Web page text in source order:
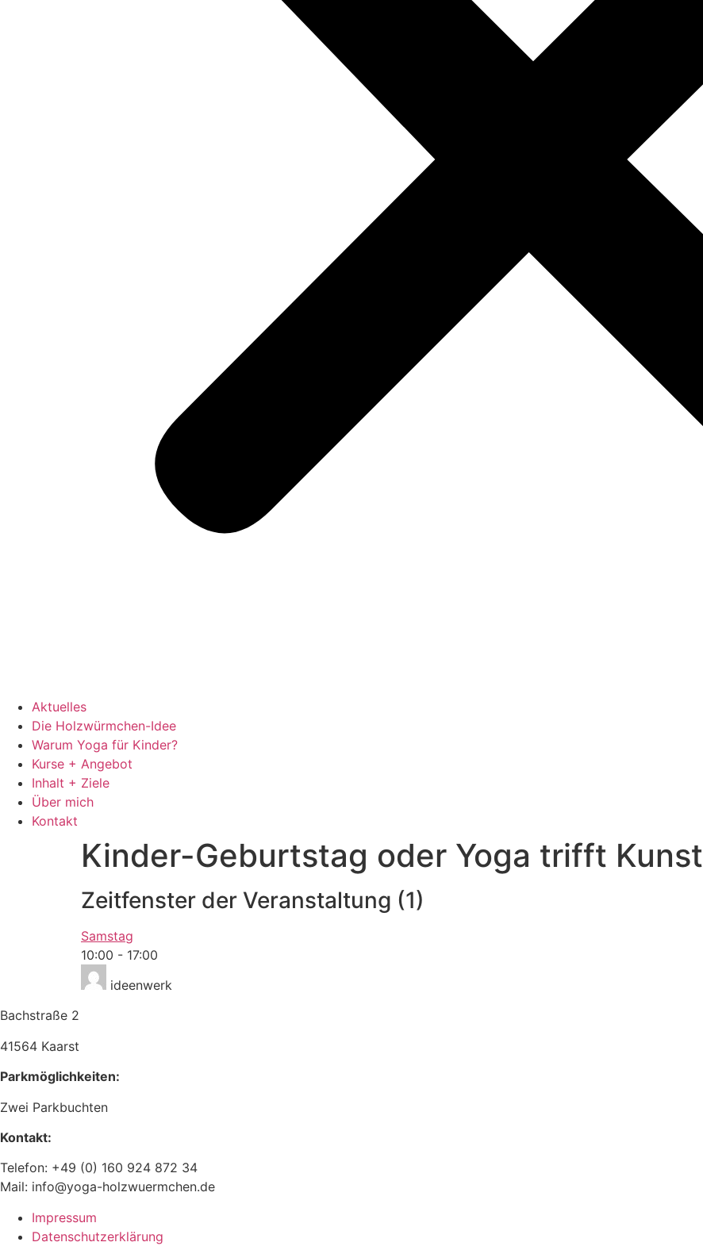
Aktuelles
Die Holzwürmchen-Idee
Warum Yoga für Kinder?
Kurse + Angebot
Inhalt + Ziele
Über mich
Kontakt
Kinder-Geburtstag oder Yoga trifft Kunst
Zeitfenster der Veranstaltung (1)
Samstag
10:00 - 17:00
ideenwerk
Bachstraße 2
41564 Kaarst
Parkmöglichkeiten:
Zwei Parkbuchten
Kontakt:
Telefon: +49 (0) 160 924 872 34
Mail: info@yoga-holzwuermchen.de
Impressum
Datenschutzerklärung